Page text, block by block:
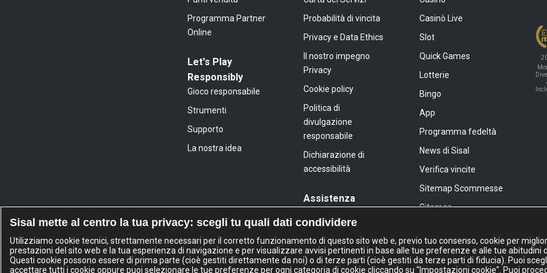
Programma Partner
Online
Let's Play
Responsibly
Gioco responsabile
Strumenti
Supporto
La nostra idea
Probabilità di vincita
Privacy e Data Ethics
Il nostro impegno
Privacy
Cookie policy
Politica di
divulgazione
responsabile
Dichiarazione di
accessibilità
Assistenza
Casinò Live
Slot
Quick Games
Lotterie
Bingo
App
Programma fedeltà
News di Sisal
Verifica vincite
Sitemap Scommesse
Sitemap
IL GIOCO È VIETATO AI MINORI
E PUÒ CAUSARE DIPENDENZA PATOLOGICA
Sisal mette al centro la tua privacy: scegli tu quali dati condividere
Utilizziamo cookie tecnici, strettamente necessari per il corretto funzionamento di questo sito web e, previo tuo consenso, cookie per
prestazioni del sito web e la tua esperienza di navigazione e per visualizzare avvisi pertinenti in base alle tue preferenze e alle tue abitudini
Questi cookie possono essere di prima parte (cioè gestiti direttamente da noi) o di terze parti (cioè gestiti da terze parti di fiducia). Puoi
accettare tutti i cookie oppure puoi selezionare le tue preferenze per ogni categoria di cookie cliccando su "Impostazioni cookie". Puoi